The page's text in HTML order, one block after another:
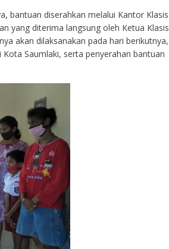
bantuan diserahkan melalui Kantor Klasis
yang diterima langsung oleh Ketua Klasis
akan dilaksanakan pada hari berikutnya,
Saumlaki, serta penyerahan bantuan